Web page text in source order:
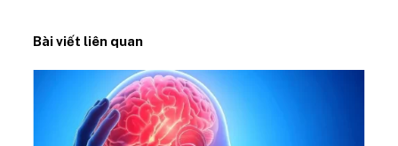
Bài viết liên quan